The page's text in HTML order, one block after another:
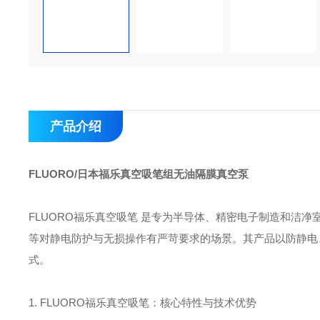
产品介绍
FLUORO/日本福乐真空吸笔组无油隔膜真空泵
FLUORO福乐真空吸笔‌ 是专为半导体、精密电子制造和洁
等对静电防护与无损操作有严苛要求的场景。其产品以‌防静
式。
1. FLUORO福乐真空吸笔：核心特性与技术优势